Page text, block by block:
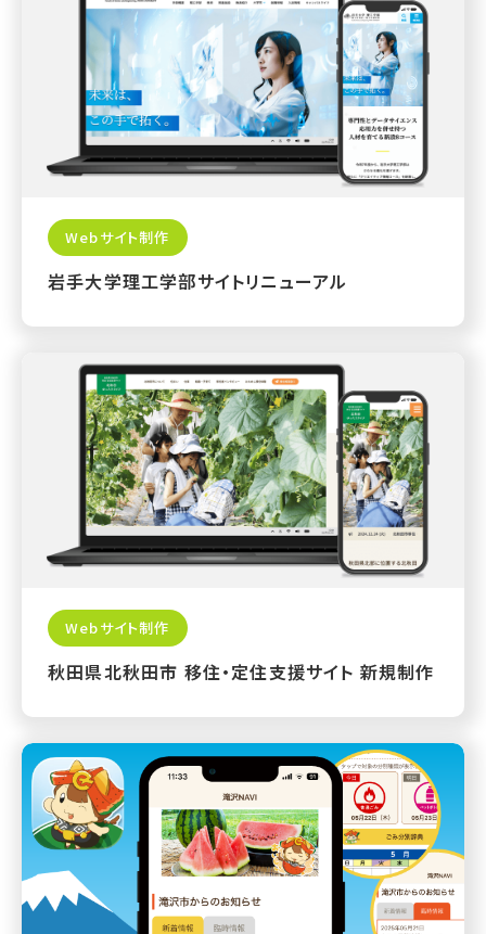
Webサイト制作
岩手大学理工学部サイトリニューアル
Webサイト制作
秋田県北秋田市 移住・定住支援サイト 新規制作